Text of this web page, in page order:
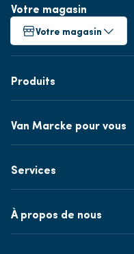
Votre magasin
Votre magasin
Produits
Van Marcke pour vous
Services
À propos de nous